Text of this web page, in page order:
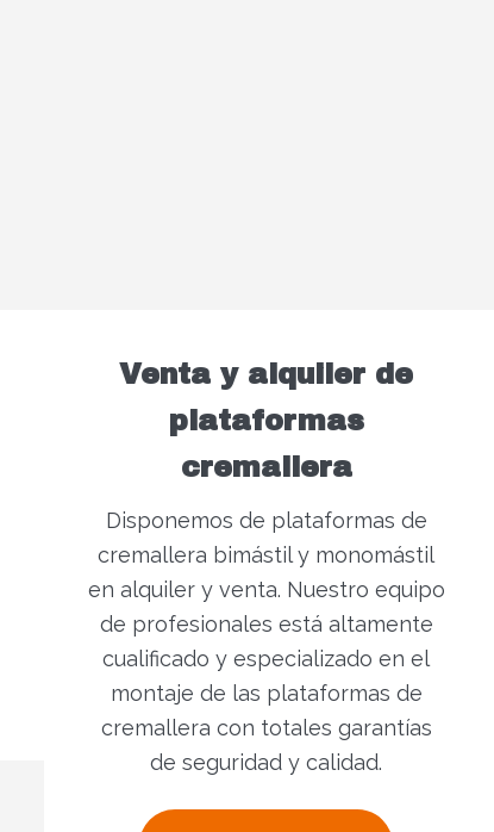
Venta y alquiler de
plataformas
cremallera
Disponemos de plataformas de
cremallera bimástil y monomástil
en alquiler y venta. Nuestro equipo
de profesionales está altamente
cualificado y especializado en el
montaje de las plataformas de
cremallera con totales garantías
de seguridad y calidad.